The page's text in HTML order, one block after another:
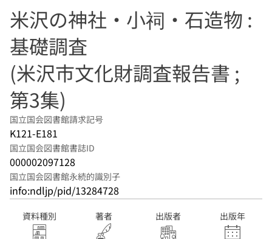
米沢の神社・小祠・石造物 :
基礎調査
(米沢市文化財調査報告書 ;
第3集)
国立国会図書館請求記号
K121-E181
国立国会図書館書誌ID
000002097128
国立国会図書館永続的識別子
info:ndljp/pid/13284728
資料種別 著者 出版者 出版年